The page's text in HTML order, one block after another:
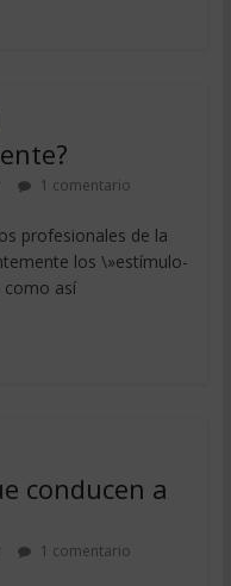
1 comentario
profesionales de la
los \»estímulo-
como así
conducen a
1 comentario